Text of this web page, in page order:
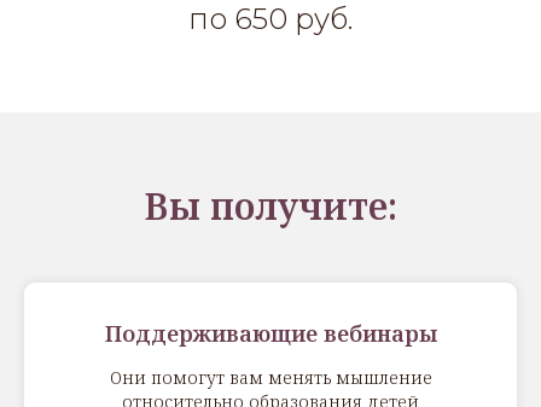
по 650 руб.
Вы получите:
Поддерживающие вебинары
Они помогут вам менять мышление
относительно образования детей